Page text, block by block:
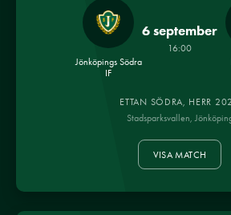
Jönköpings Södra
IF
6 september
16:00
ETTAN SÖDRA, HERR
Stadsparksvallen,
VISA MATCH